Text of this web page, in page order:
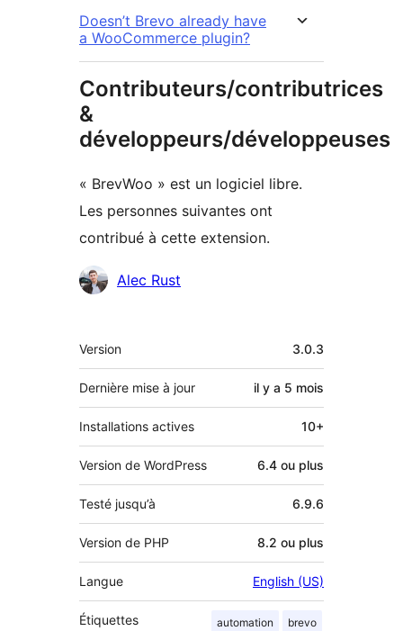
Doesn’t Brevo already have
a WooCommerce plugin?
Contributeurs/contributrices
&
développeurs/développeuses
« BrevWoo » est un logiciel libre.
Les personnes suivantes ont
contribué à cette extension.
Contributeurs
Alec Rust
Méta
Version 3.0.3
Dernière mise à jour il y a 5 mois
Installations actives 10+
Version de WordPress 6.4 ou plus
Testé jusqu’à 6.9.6
Version de PHP 8.2 ou plus
Langue English (US)
Étiquettes automation brevo